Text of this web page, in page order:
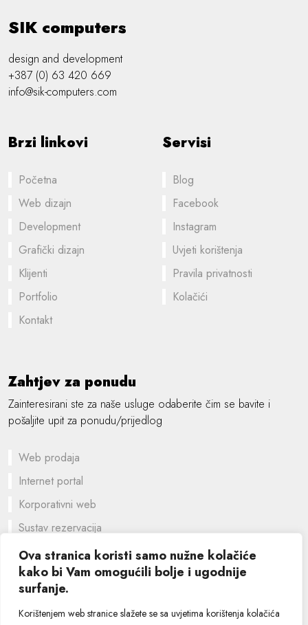
Ova stranica koristi samo nužne kolačiće
kako bi Vam omogućili bolje i ugodnije
surfanje.
Korištenjem web stranice slažete se sa uvjetima korištenja kolačića
SIK computers
design and development
+387 (0) 63 420 669
info@sik-computers.com
Brzi linkovi
Početna
Web dizajn
Development
Grafički dizajn
Klijenti
Portfolio
Kontakt
Servisi
Blog
Facebook
Instagram
Uvjeti korištenja
Pravila privatnosti
Kolačići
Zahtjev za ponudu
Zainteresirani ste za naše usluge odaberite čim se bavite i
pošaljite upit za ponudu/prijedlog
Web prodaja
Internet portal
Korporativni web
Sustav rezervacija
Prilagođeno rješenje
Grafički dizajn